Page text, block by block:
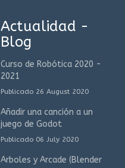
Actualidad -
Blog
Curso de Robótica 2020 -
2021
Publicado 26 August 2020
Añadir una canción a un
juego de Godot
Publicado 06 July 2020
Arboles y Arcade (Blender